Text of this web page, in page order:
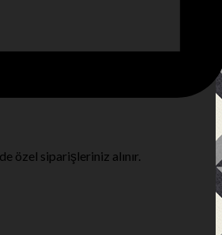
özel siparişleriniz alınır.